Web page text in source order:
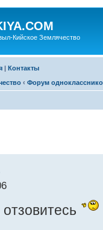
Кийское Землячество
| Контакты
‹ Форум